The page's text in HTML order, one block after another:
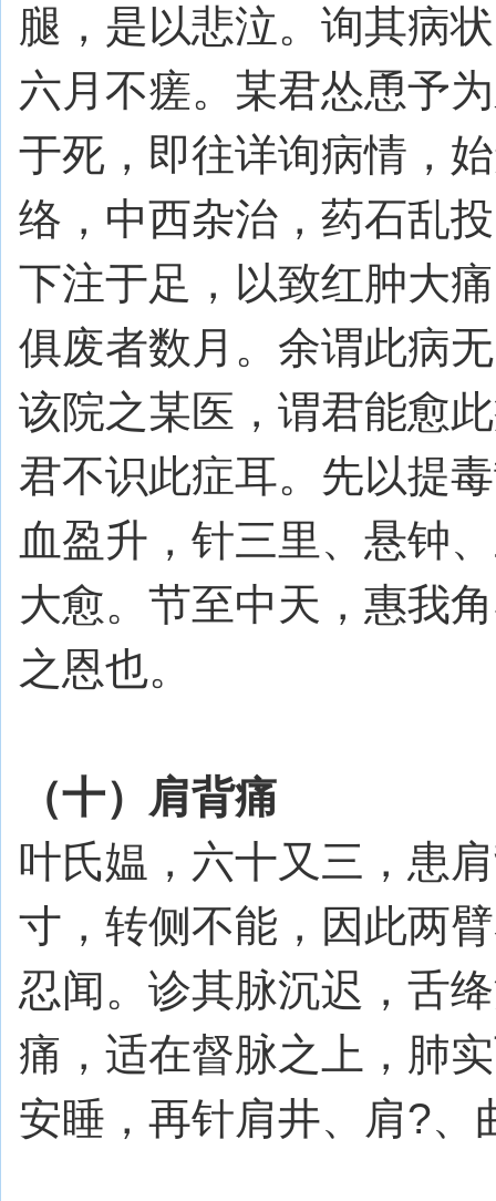
腿，是以悲泣。询其病
六月不瘥。某君怂恿予
于死，即往详询病情，
络，中西杂治，药石乱
下注于足，以致红肿大
俱废者数月。余谓此病
该院之某医，谓君能愈
君不识此症耳。先以提
血盈升，针三里、悬钟
大愈。节至中天，惠我
之恩也。
（十）肩背痛
叶氏媪，六十又三，患
寸，转侧不能，因此两
忍闻。诊其脉沉迟，舌
痛，适在督脉之上，肺
安睡，再针肩井、肩?、